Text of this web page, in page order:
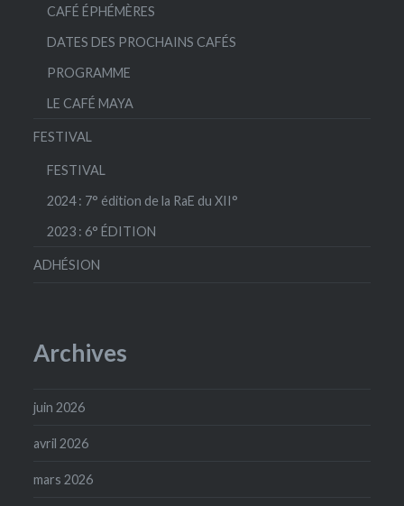
CAFÉ ÉPHÉMÈRES
DATES DES PROCHAINS CAFÉS
PROGRAMME
LE CAFÉ MAYA
FESTIVAL
FESTIVAL
2024 : 7° édition de la RaE du XII°
2023 : 6° ÉDITION
ADHÉSION
Archives
juin 2026
avril 2026
mars 2026